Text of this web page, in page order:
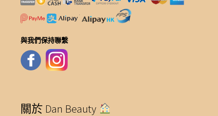
與我們保持聯繫
關於 Dan Beauty